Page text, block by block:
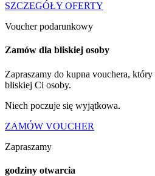
SZCZEGÓŁY OFERTY
Voucher podarunkowy
Zamów dla bliskiej osoby
Zapraszamy do kupna vouchera,
bliskiej Ci osoby.
Niech poczuje się wyjątkowa.
ZAMÓW VOUCHER
Zapraszamy
godziny otwarcia